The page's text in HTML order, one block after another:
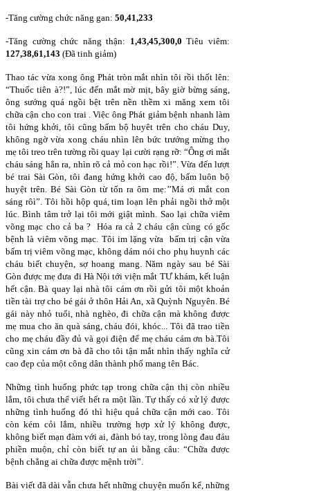
-Tăng cường chức năng gan: 50,41,233
-Tăng cường chức năng thận: 1,43,45,300,0 Tiêu viêm:
127,38,61,143 (Đã tinh giảm)
Thao tác vừa xong ông Phát tròn mắt nhìn tôi rồi thốt lên:
“Thuốc tiên à?!”, lúc đến mắt mờ mịt, bây giờ bừng sáng,
ông sướng quá ngồi bệt trên nền thềm xi măng xem tôi
chữa cận cho con trai . Việc ông Phát giảm bệnh nhanh làm
tôi hứng khởi, tôi cũng bấm bộ huyêt trên cho cháu Duy,
không ngờ vừa xong cháu nhìn lên bức trướng mừng thọ
mẹ tôi treo trên tường rồi quay lại cười rạng rỡ: “Ông ơi mắt
cháu sáng hẳn ra, nhìn rõ cả mỏ con hạc rồi!”. Vừa đến lượt
bé trai Sài Gòn, tôi đang hứng khởi cao độ, bấm luôn bộ
huyệt trên. Bé Sài Gòn từ tốn ra ôm mẹ:’’Má ơi mắt con
sáng rôì”. Tôi hồi hộp quá, tim loạn lên phải ngồi thở một
lúc. Bình tâm trở lại tôi mới giật mình. Sao lại chữa viêm
võng mạc cho cả ba ? Hóa ra cả 2 cháu cận cùng có gốc
bệnh là viêm võng mạc. Tôi im lặng vừa bấm trị cận vừa
bấm trị viêm võng mạc, không dám nói cho phụ huynh các
cháu biết chuyện, sợ hoang mang. Năm ngày sau bé Sài
Gòn được mẹ đưa đi Hà Nội tới viện mắt TƯ khám, kết luận
hết cận. Bà quay lại nhà tôi cám ơn rồi gửi tôi một khoản
tiền tài trợ cho bé gái ở thôn Hải An, xã Quỳnh Nguyên. Bé
gái này nhỏ tuổi, nhà nghèo, đi chữa cận mà không được
mẹ mua cho ăn quà sáng, cháu đói, khóc... Tôi đã trao tiền
cho mẹ cháu đầy đủ và gọi điện để mẹ cháu cám ơn bà.Tôi
cũng xin cám ơn bà đã cho tôi tận mắt nhìn thấy nghĩa cử
cao đẹp của một công dân thành phố mang tên Bác.
Những tình huống phức tạp trong chữa cận thị còn nhiều
lắm, tôi chưa thể viết hết ra một lần. Tự thấy có xử lý được
những tình huống đó thì hiệu quả chữa cận mới cao. Tôi
còn kém cỏi lắm, nhiều trường hợp xử lý không được,
không biết mạn đàm với ai, đành bó tay, trong lòng đau đáu
phiền muộn, chỉ còn biết tự an ủi bằng câu: “Chữa được
bệnh chẳng ai chữa được mệnh trời”.
Bài viết đã dài vẫn chưa hết những chuyện muốn kể, những